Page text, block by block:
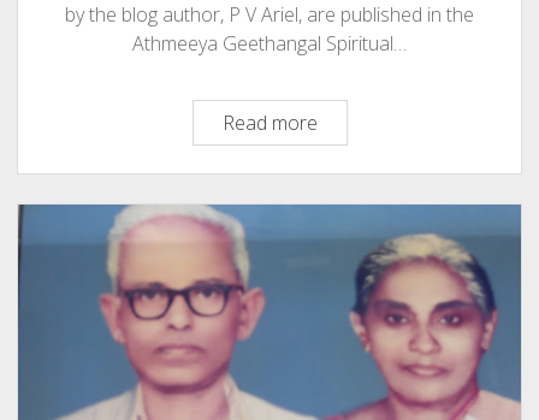
by the blog author, P V Ariel, are published in the
Athmeeya Geethangal Spiritual…
Read moreMalayalam
Christian
Songs
by
Blogger
Philip
Verghese
Ariel